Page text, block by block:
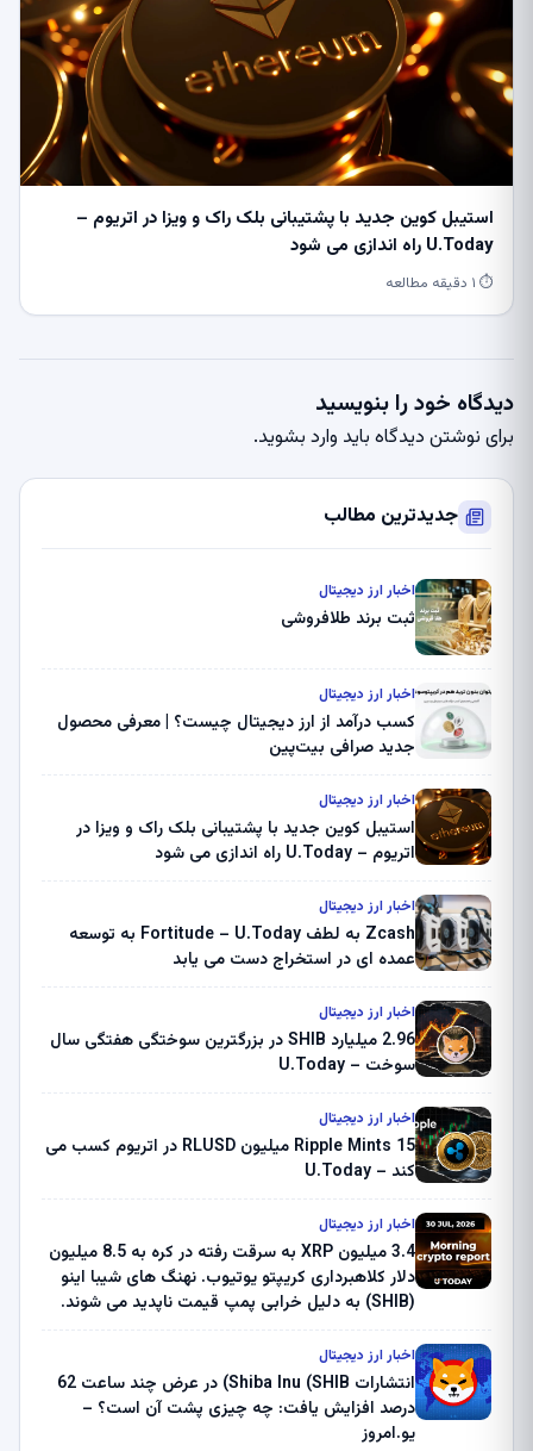
استیبل کوین جدید با پشتیبانی بلک راک و ویزا در اتریوم –
U.Today راه اندازی می شود
⏱ ۱ دقیقه مطالعه
دیدگاه خود را بنویسید
برای نوشتن دیدگاه باید وارد بشوید.
جدیدترین مطالب
اخبار ارز دیجیتال
ثبت برند طلافروشی
اخبار ارز دیجیتال
کسب درآمد از ارز دیجیتال چیست؟ | معرفی محصول
جدید صرافی بیت‌پین
اخبار ارز دیجیتال
استیبل کوین جدید با پشتیبانی بلک راک و ویزا در
اتریوم – U.Today راه اندازی می شود
اخبار ارز دیجیتال
Zcash به لطف Fortitude – U.Today به توسعه
عمده ای در استخراج دست می یابد
اخبار ارز دیجیتال
2.96 میلیارد SHIB در بزرگترین سوختگی هفتگی سال
سوخت – U.Today
اخبار ارز دیجیتال
Ripple Mints 15 میلیون RLUSD در اتریوم کسب می
کند – U.Today
اخبار ارز دیجیتال
3.4 میلیون XRP به سرقت رفته در کره به 8.5 میلیون
دلار کلاهبرداری کریپتو یوتیوب. نهنگ های شیبا اینو
(SHIB) به دلیل خرابی پمپ قیمت ناپدید می شوند.
ثبت کرد – گزارش کریپتو صبح – U.Today
اخبار ارز دیجیتال
انتشارات Shiba Inu (SHIB) در عرض چند ساعت 62
درصد افزایش یافت: چه چیزی پشت آن است؟ –
یو.امروز